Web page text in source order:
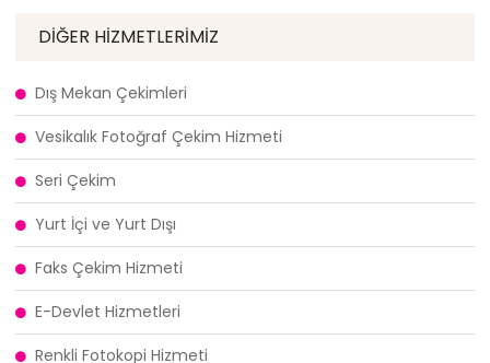
DIĞER HIZMETLERIMIZ
Dış Mekan Çekimleri
Vesikalık Fotoğraf Çekim Hizmeti
Seri Çekim
Yurt İçi ve Yurt Dışı
Faks Çekim Hizmeti
E-Devlet Hizmetleri
Renkli Fotokopi Hizmeti